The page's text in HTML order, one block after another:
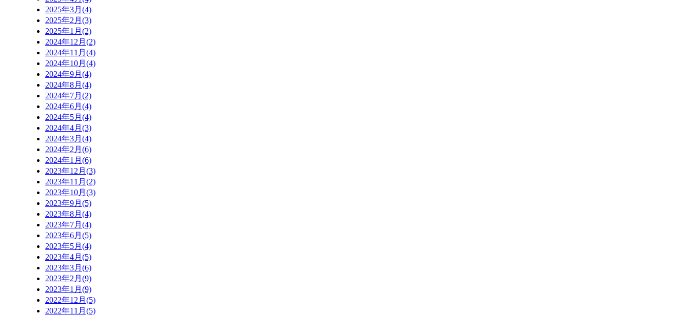
2025年3月(4)
2025年2月(3)
2025年1月(2)
2024年12月(2)
2024年11月(4)
2024年10月(4)
2024年9月(4)
2024年8月(4)
2024年7月(2)
2024年6月(4)
2024年5月(4)
2024年4月(3)
2024年3月(4)
2024年2月(6)
2024年1月(6)
2023年12月(3)
2023年11月(2)
2023年10月(3)
2023年9月(5)
2023年8月(4)
2023年7月(4)
2023年6月(5)
2023年5月(4)
2023年4月(5)
2023年3月(6)
2023年2月(9)
2023年1月(9)
2022年12月(5)
2022年11月(5)